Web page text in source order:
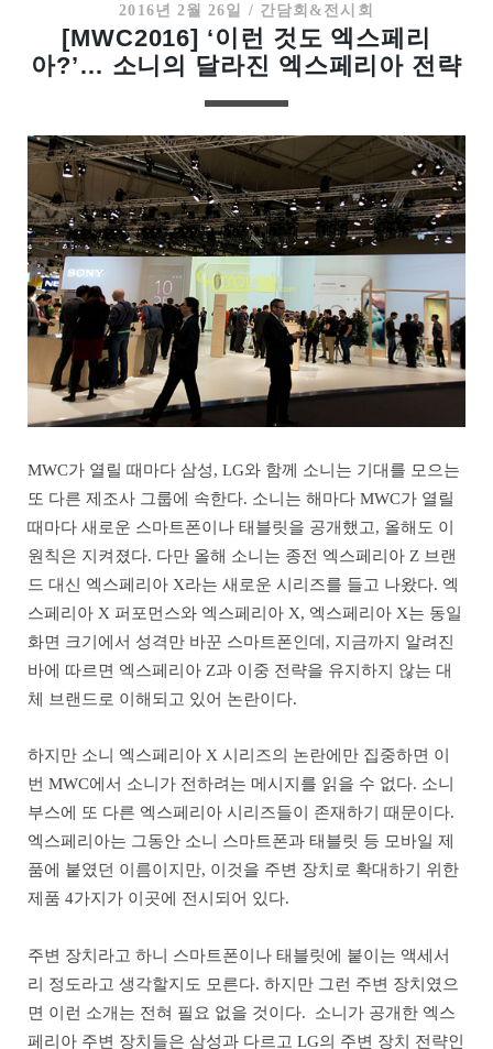
2016년 2월 26일 / 간담회&전시회
[MWC2016] ‘이런 것도 엑스페리
아?’… 소니의 달라진 엑스페리아 전략
MWC가 열릴 때마다 삼성, LG와 함께 소니는 기대를 모으는
또 다른 제조사 그룹에 속한다. 소니는 해마다 MWC가 열릴
때마다 새로운 스마트폰이나 태블릿을 공개했고, 올해도 이
원칙은 지켜졌다. 다만 올해 소니는 종전 엑스페리아 Z 브랜
드 대신 엑스페리아 X라는 새로운 시리즈를 들고 나왔다. 엑
스페리아 X 퍼포먼스와 엑스페리아 X, 엑스페리아 X는 동일
화면 크기에서 성격만 바꾼 스마트폰인데, 지금까지 알려진
바에 따르면 엑스페리아 Z과 이중 전략을 유지하지 않는 대
체 브랜드로 이해되고 있어 논란이다.
하지만 소니 엑스페리아 X 시리즈의 논란에만 집중하면 이
번 MWC에서 소니가 전하려는 메시지를 읽을 수 없다. 소니
부스에 또 다른 엑스페리아 시리즈들이 존재하기 때문이다.
엑스페리아는 그동안 소니 스마트폰과 태블릿 등 모바일 제
품에 붙였던 이름이지만, 이것을 주변 장치로 확대하기 위한
제품 4가지가 이곳에 전시되어 있다.
주변 장치라고 하니 스마트폰이나 태블릿에 붙이는 액세서
리 정도라고 생각할지도 모른다. 하지만 그런 주변 장치였으
면 이런 소개는 전혀 필요 없을 것이다. 소니가 공개한 엑스
페리아 주변 장치들은 삼성과 다르고 LG의 주변 장치 전략인